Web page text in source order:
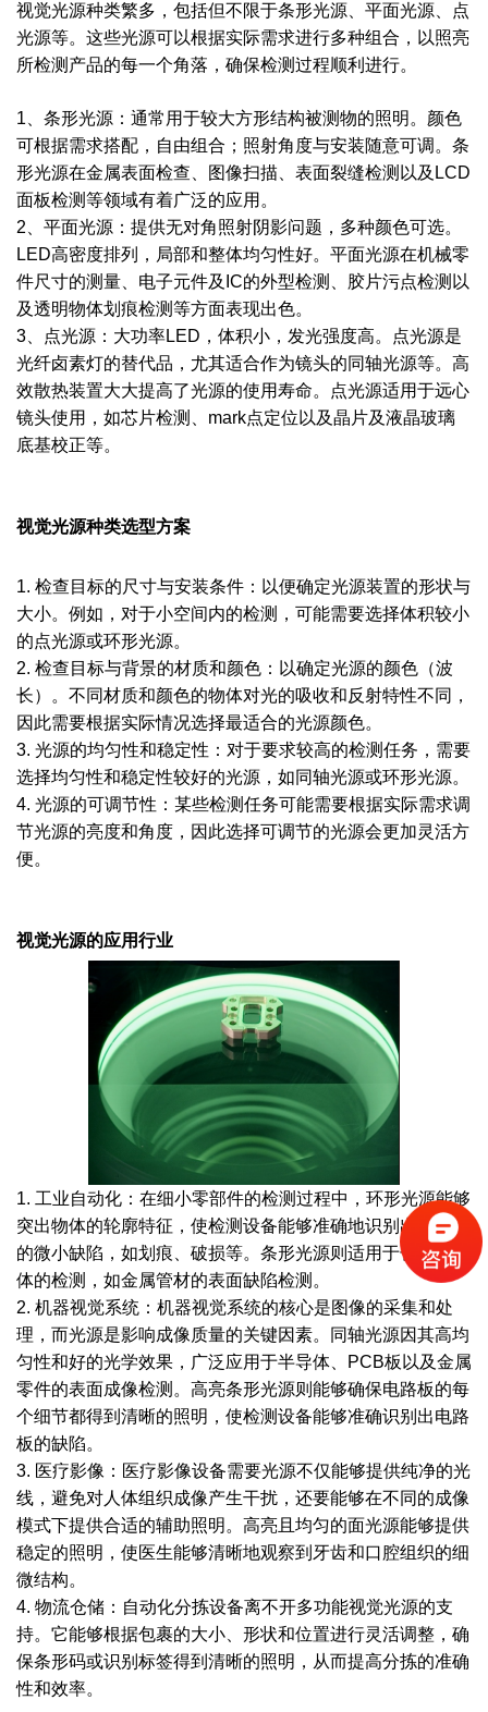
视觉光源种类繁多，包括但不限于条形光源、平面光源、点
光源等。这些光源可以根据实际需求进行多种组合，以照亮
所检测产品的每一个角落，确保检测过程顺利进行。
1、条形光源：通常用于较大方形结构被测物的照明。颜色
可根据需求搭配，自由组合；照射角度与安装随意可调。条
形光源在金属表面检查、图像扫描、表面裂缝检测以及LCD
面板检测等领域有着广泛的应用。
2、平面光源：提供无对角照射阴影问题，多种颜色可选。
LED高密度排列，局部和整体均匀性好。平面光源在机械零
件尺寸的测量、电子元件及IC的外型检测、胶片污点检测以
及透明物体划痕检测等方面表现出色。
3、点光源：大功率LED，体积小，发光强度高。点光源是
光纤卤素灯的替代品，尤其适合作为镜头的同轴光源等。高
效散热装置大大提高了光源的使用寿命。点光源适用于远心
镜头使用，如芯片检测、mark点定位以及晶片及液晶玻璃
底基校正等。
视觉光源种类选型方案
1. 检查目标的尺寸与安装条件：以便确定光源装置的形状与
大小。例如，对于小空间内的检测，可能需要选择体积较小
的点光源或环形光源。
2. 检查目标与背景的材质和颜色：以确定光源的颜色（波
长）。不同材质和颜色的物体对光的吸收和反射特性不同，
因此需要根据实际情况选择最适合的光源颜色。
3. 光源的均匀性和稳定性：对于要求较高的检测任务，需要
选择均匀性和稳定性较好的光源，如同轴光源或环形光源。
4. 光源的可调节性：某些检测任务可能需要根据实际需求调
节光源的亮度和角度，因此选择可调节的光源会更加灵活方
便。
视觉光源的应用行业
1. 工业自动化：在细小零部件的检测过程中，环形光源能够
突出物体的轮廓特征，使检测设备能够准确地识别出零部件
的微小缺陷，如划痕、破损等。条形光源则适用于长条形物
体的检测，如金属管材的表面缺陷检测。
2. 机器视觉系统：机器视觉系统的核心是图像的采集和处
理，而光源是影响成像质量的关键因素。同轴光源因其高均
匀性和好的光学效果，广泛应用于半导体、PCB板以及金属
零件的表面成像检测。高亮条形光源则能够确保电路板的每
个细节都得到清晰的照明，使检测设备能够准确识别出电路
板的缺陷。
3. 医疗影像：医疗影像设备需要光源不仅能够提供纯净的光
线，避免对人体组织成像产生干扰，还要能够在不同的成像
模式下提供合适的辅助照明。高亮且均匀的面光源能够提供
稳定的照明，使医生能够清晰地观察到牙齿和口腔组织的细
微结构。
4. 物流仓储：自动化分拣设备离不开多功能视觉光源的支
持。它能够根据包裹的大小、形状和位置进行灵活调整，确
保条形码或识别标签得到清晰的照明，从而提高分拣的准确
性和效率。